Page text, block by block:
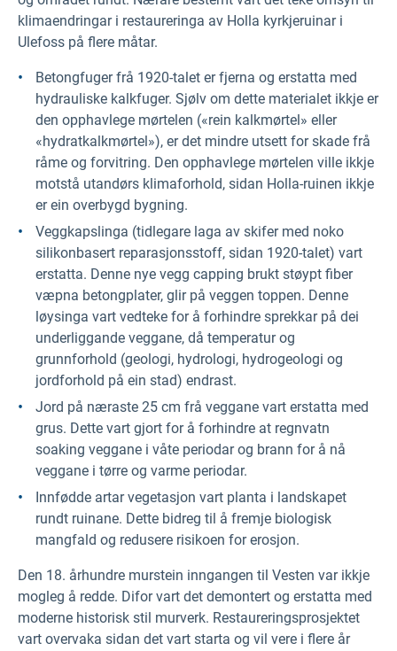
klimaendringar i restaureringa av Holla kyrkjeruinar i
Ulefoss på flere måtar.
Betongfuger frå 1920-talet er fjerna og erstatta med
hydrauliske kalkfuger. Sjølv om dette materialet ikkje er
den opphavlege mørtelen («rein kalkmørtel» eller
«hydratkalkmørtel»), er det mindre utsett for skade frå
råme og forvitring. Den opphavlege mørtelen ville ikkje
motstå utandørs klimaforhold, sidan Holla-ruinen ikkje
er ein overbygd bygning.
Veggkapslinga (tidlegare laga av skifer med noko
silikonbasert reparasjonsstoff, sidan 1920-talet) vart
erstatta. Denne nye vegg capping brukt støypt fiber
væpna betongplater, glir på veggen toppen. Denne
løysinga vart vedteke for å forhindre sprekkar på dei
underliggande veggane, då temperatur og
grunnforhold (geologi, hydrologi, hydrogeologi og
jordforhold på ein stad) endrast.
Jord på næraste 25 cm frå veggane vart erstatta med
grus. Dette vart gjort for å forhindre at regnvatn
soaking veggane i våte periodar og brann for å nå
veggane i tørre og varme periodar.
Innfødde artar vegetasjon vart planta i landskapet
rundt ruinane. Dette bidreg til å fremje biologisk
mangfald og redusere risikoen for erosjon.
Den 18. århundre murstein inngangen til Vesten var ikkje
mogleg å redde. Difor vart det demontert og erstatta med
moderne historisk stil murverk. Restaureringsprosjektet
vart overvaka sidan det vart starta og vil vere i flere år